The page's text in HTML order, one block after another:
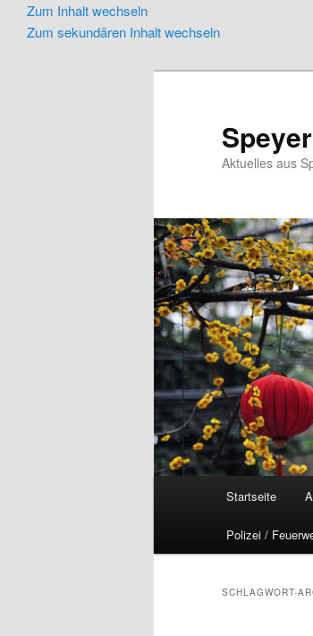
Zum Inhalt wechseln
Zum sekundären Inhalt wechseln
Aktuelles aus
Startseite
Polizei /
SCHLAGWORT-